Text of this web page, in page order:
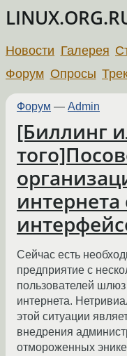
Новости Галерея
Форум Опросы
Форум — Admin
[Биллинг
Сейчас есть
предприятие с
пользователей
интернета.
этой ситуации
внедрения
отмороженных